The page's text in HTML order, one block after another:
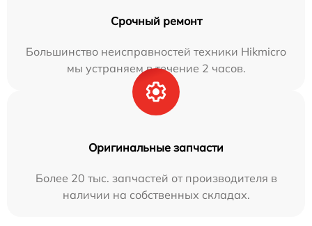
Срочный ремонт
Большинство неисправностей техники Hikmicro
мы устраняем в течение 2 часов.
Оригинальные запчасти
Более 20 тыс. запчастей от производителя в
наличии на собственных складах.